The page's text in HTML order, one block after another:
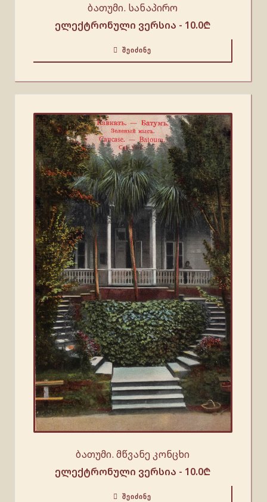
ბათუმი. სანაპირო
ელექტრონული ვერსია - 10.0₾
ᲨᲔᲘᲫᲘᲜᲔ
ბათუმი. მწვანე კონცხი
ელექტრონული ვერსია - 10.0₾
ᲨᲔᲘᲫᲘᲜᲔ